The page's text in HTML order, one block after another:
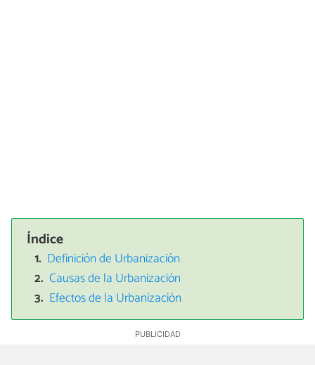
Índice
Definición de Urbanización
Causas de la Urbanización
Efectos de la Urbanización